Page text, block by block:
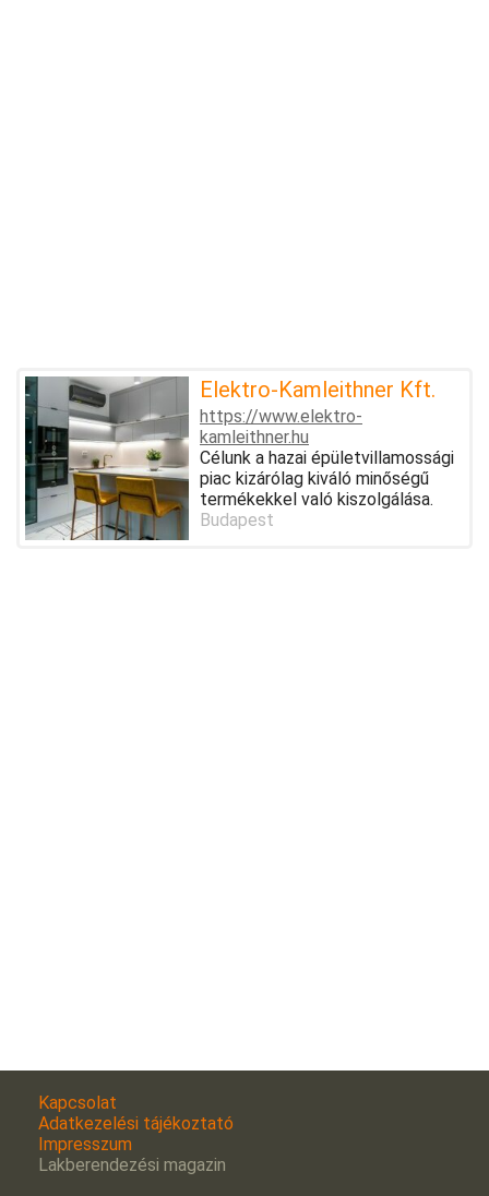
Elektro-Kamleithner Kft.
https://www.elektro-
kamleithner.hu
Célunk a hazai épületvillamossági
piac kizárólag kiváló minőségű
termékekkel való kiszolgálása.
Budapest
Kapcsolat
Adatkezelési tájékoztató
Impresszum
Lakberendezési magazin